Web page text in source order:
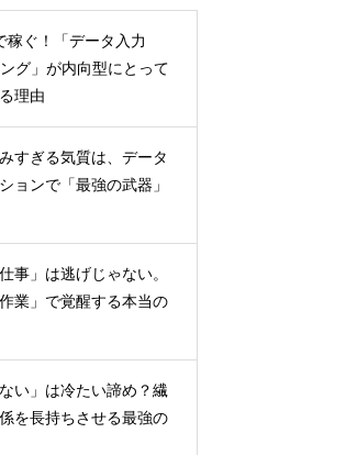
稼ぐ！「データ入力
グ」が内向型にとって
理由
すぎる気質は、データ
ョンで「最強の武器」
事」は逃げじゃない。
業」で覚醒する本当の
い」は冷たい諦め？繊
を長持ちさせる最強の